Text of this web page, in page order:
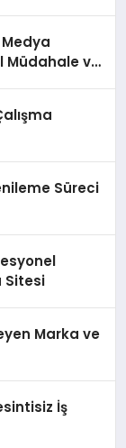
Müdahale ve
Süreci
Sitesi
Marka ve
İş